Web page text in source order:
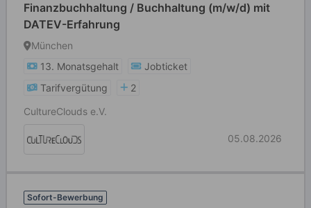
Finanzbuchhaltung / Buchhaltung (m/w/d) mit
DATEV-Erfahrung
München
13. Monatsgehalt
Jobticket
Tarifvergütung
2
CultureClouds e.V.
05.08.2026
Sofort-Bewerbung